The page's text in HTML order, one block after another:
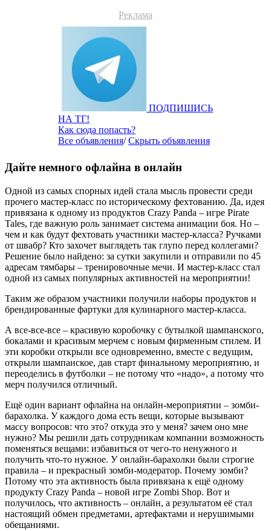
Реклама
ПОДПИШИСЬ
НА ТГ!
Как сюда попасть?
Все объявления/Скрыть объявления
Дайте немного офлайна в онлайн
Одной из самых спорных идей стала мысль провести среди
прочего мастер-класс по историческому фехтованию. Да, идея
привязана к одному из продуктов Crazy Panda – игре Pirate
Tales, где важную роль занимает система анимации боя. Но –
чем и как будут фехтовать участники мастер-класса? Ручками
от швабр? Кто захочет выглядеть так глупо перед коллегами?
Решение было найдено: за сутки закупили и отправили по 45
адресам тямбары – тренировочные мечи. И мастер-класс стал
одной из самых популярных активностей на мероприятии!
Таким же образом участники получили наборы продуктов и
брендированные фартуки для кулинарного мастер-класса.
А все-все-все – красивую коробочку с бутылкой шампанского,
бокалами и красивым мерчем с новым фирменным стилем. И
эти коробки открыли все одновременно, вместе с ведущим,
открыли шампанское, дав старт финальному мероприятию, и
переоделись в футболки – не потому что «надо», а потому что
мерч получился отличный.
Ещё один вариант офлайна на онлайн-мероприятии – зомби-
барахолка. У каждого дома есть вещи, которые вызывают
массу вопросов: что это? откуда это у меня? зачем оно мне
нужно? Мы решили дать сотрудникам компании возможность
поменяться вещами: избавиться от чего-то ненужного и
получить что-то нужное. У онлайн-барахолки были строгие
правила – и прекрасный зомби-модератор. Почему зомби?
Потому что эта активность была привязана к ещё одному
продукту Crazy Panda – новой игре Zombi Shop. Вот и
получилось, что активность – онлайн, а результатом её стал
настоящий обмен предметами, артефактами и нерушимыми
обещаниями.